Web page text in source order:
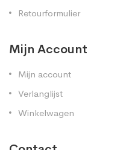
Retourformulier
Mijn Account
Mijn account
Verlanglijst
Winkelwagen